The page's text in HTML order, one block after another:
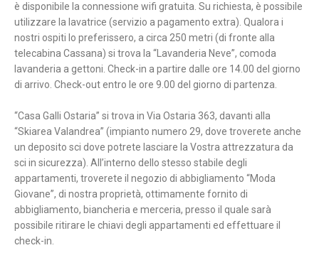
è disponibile la connessione wifi gratuita. Su richiesta, è possibile
utilizzare la lavatrice (servizio a pagamento extra). Qualora i
nostri ospiti lo preferissero, a circa 250 metri (di fronte alla
telecabina Cassana) si trova la “Lavanderia Neve”, comoda
lavanderia a gettoni. Check-in a partire dalle ore 14.00 del giorno
di arrivo. Check-out entro le ore 9.00 del giorno di partenza.
“Casa Galli Ostaria” si trova in Via Ostaria 363, davanti alla
“Skiarea Valandrea” (impianto numero 29, dove troverete anche
un deposito sci dove potrete lasciare la Vostra attrezzatura da
sci in sicurezza). All’interno dello stesso stabile degli
appartamenti, troverete il negozio di abbigliamento “Moda
Giovane”, di nostra proprietà, ottimamente fornito di
abbigliamento, biancheria e merceria, presso il quale sarà
possibile ritirare le chiavi degli appartamenti ed effettuare il
check-in.